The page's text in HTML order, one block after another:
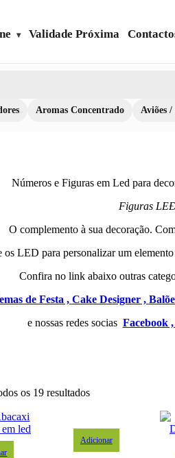
Validade Próxima
Aromas Concentrado Aviões /
Números e Figuras em Led para
Figuras
O complemento à sua decoração.
os LED para personalizar um
Confira no link abaixo outras
de Festa , Cake Designer ,
e nossas redes socias Facebook ,
os 19 resultados
Adicionar